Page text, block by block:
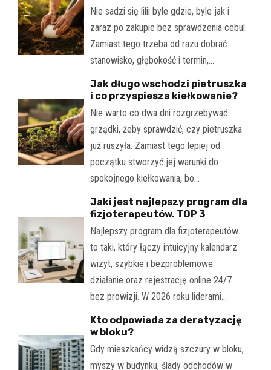
Nie sadzi się lilii byle gdzie, byle jak i
zaraz po zakupie bez sprawdzenia cebul.
Zamiast tego trzeba od razu dobrać
stanowisko, głębokość i termin,…
Jak długo wschodzi pietruszka
i co przyspiesza kiełkowanie?
Nie warto co dwa dni rozgrzebywać
grządki, żeby sprawdzić, czy pietruszka
już ruszyła. Zamiast tego lepiej od
początku stworzyć jej warunki do
spokojnego kiełkowania, bo…
Jaki jest najlepszy program dla
fizjoterapeutów. TOP 3
Najlepszy program dla fizjoterapeutów
to taki, który łączy intuicyjny kalendarz
wizyt, szybkie i bezproblemowe
działanie oraz rejestrację online 24/7
bez prowizji. W 2026 roku liderami…
Kto odpowiada za deratyzację
w bloku?
Gdy mieszkańcy widzą szczury w bloku,
myszy w budynku, ślady odchodów w